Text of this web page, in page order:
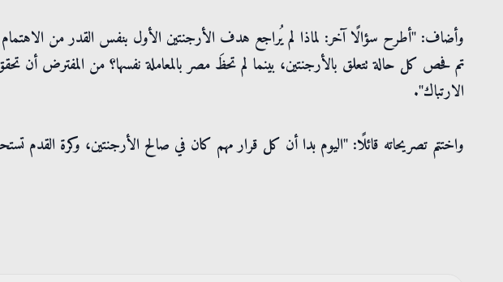
وأضاف: "أطرح سؤالًا آخر: لماذا لم يُراجع هدف الأرجنتين الأول بنفس القدر من الاهتمام
الارتباك".
واختتم تصريحاته قائلًا: "اليوم بدا أن كل قرار مهم كان في صالح الأرجنتين، وكرة